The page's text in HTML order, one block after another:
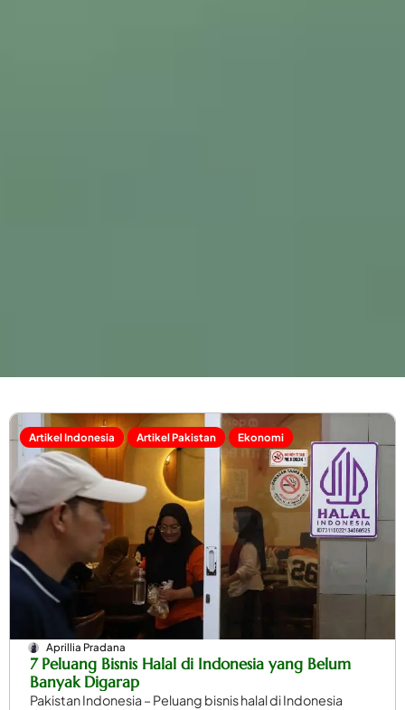
Artikel Indonesia Artikel Pakistan Ekonomi
Aprillia Pradana
7 Peluang Bisnis Halal di Indonesia yang Belum
Banyak Digarap
Pakistan Indonesia – Peluang bisnis halal di Indonesia